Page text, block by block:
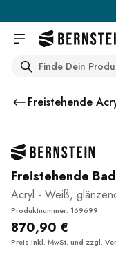
Search
Freistehende
Freistehende
Acryl - Weiß,
Produktnummer: 169699
870,90 €
Preis inkl. MwSt. und zzgl.